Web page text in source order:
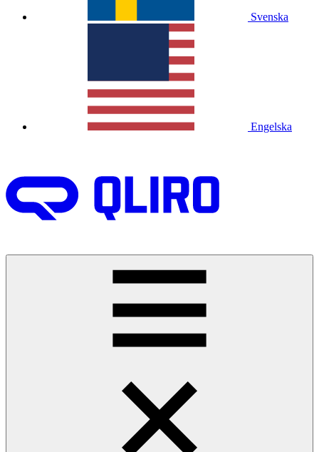
Svenska
Engelska